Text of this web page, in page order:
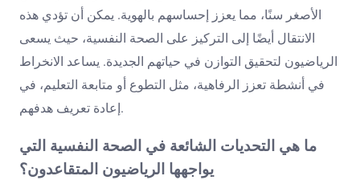
الأصغر سنًا، مما يعزز إحساسهم بالهوية. يمكن أن تؤدي هذه
الانتقال أيضًا إلى التركيز على الصحة النفسية، حيث يسعى
الرياضيون لتحقيق التوازن في حياتهم الجديدة. يساعد الانخراط
في أنشطة تعزز الرفاهية، مثل التطوع أو متابعة التعليم، في
إعادة تعريف هدفهم.
ما هي التحديات الشائعة في الصحة النفسية التي
يواجهها الرياضيون المتقاعدون؟